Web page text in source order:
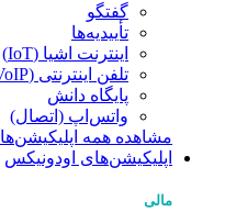
گفتگو
تأییدیه‌ها
اینترنت اشیا (IoT)
تلفن اینترنتی (VoIP)
پایگاه دانش
واتس‌اپ (اتصال)
مشاهده همه اپلیکیشن‌ها
اپلیکیشن‌های اودونیکس
مالی